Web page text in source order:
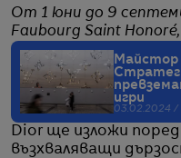
От 1 юни до 9
Faubourg Saint
Майстор
игри
03.02.2024 /
Dior ще изложи
възхваляващи